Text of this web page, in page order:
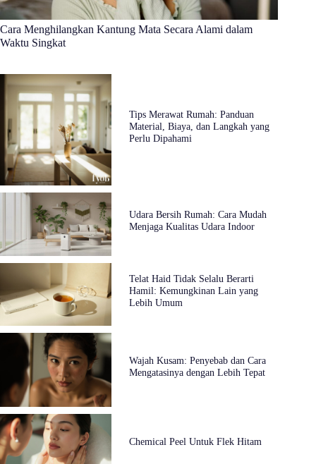
Cara Menghilangkan Kantung Mata Secara Alami dalam
Waktu Singkat
Tips Merawat Rumah: Panduan
Material, Biaya, dan Langkah yang
Perlu Dipahami
Udara Bersih Rumah: Cara Mudah
Menjaga Kualitas Udara Indoor
Telat Haid Tidak Selalu Berarti
Hamil: Kemungkinan Lain yang
Lebih Umum
Wajah Kusam: Penyebab dan Cara
Mengatasinya dengan Lebih Tepat
Chemical Peel Untuk Flek Hitam